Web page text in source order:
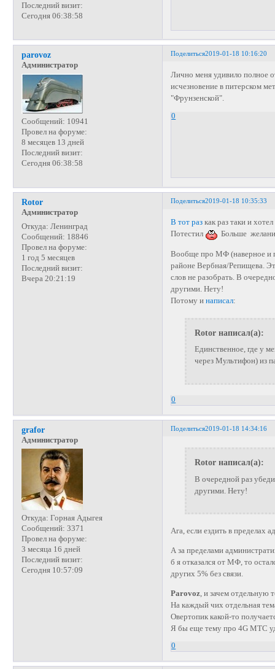
Последний визит:
Сегодня 06:38:58
Поделиться2019-01-18 10:16:20
parovoz
Администратор
Сообщений: 10941
Провел на форуме:
8 месяцев 13 дней
Последний визит:
Сегодня 06:38:58
Лично меня удивило полное
исчезновение в питерском
"Фрунзенской".
0
Поделиться2019-01-18 10:35:33
Rotor
Администратор
Откуда: Ленинград
Сообщений: 18846
Провел на форуме:
1 год 5 месяцев
Последний визит:
Вчера 20:21:19
В тот раз как раз таки и
Потестил
Больше
Вообще про МФ (наверное и
районе Вербная/Репищева.
слов не разобрать. В
другими. Нету!
Потому инаписал:
Rotor написал(а):
Единственное, где у
через Мультифон) из
0
Поделиться2019-01-18 14:34:16
grafor
Администратор
Откуда: Горная Адыгея
Сообщений: 3371
Провел на форуме:
3 месяца 16 дней
Последний визит:
Сегодня 10:57:09
Rotor написал(а):
В очередной раз
другими. Нету!
Ага, если ездить в пределах
А за пределами
б я отказался от МФ, то
других 5% без связи.
Parovoz , и зачем отдельную
На каждый чих отдельная
Овертопик какой-то
Я бы еще тему про 4G МТС
0